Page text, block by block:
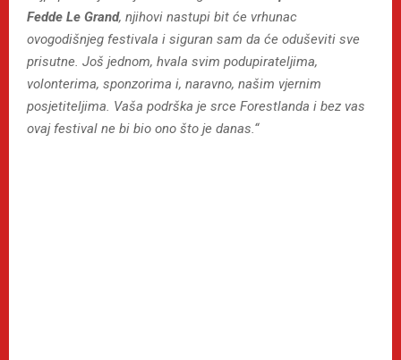
Fedde Le Grand, njihovi nastupi bit će vrhunac
ovogodišnjeg festivala i siguran sam da će oduševiti sve
prisutne. Još jednom, hvala svim podupirateljima,
volonterima, sponzorima i, naravno, našim vjernim
posjetiteljima. Vaša podrška je srce Forestlanda i bez vas
ovaj festival ne bi bio ono što je danas.“